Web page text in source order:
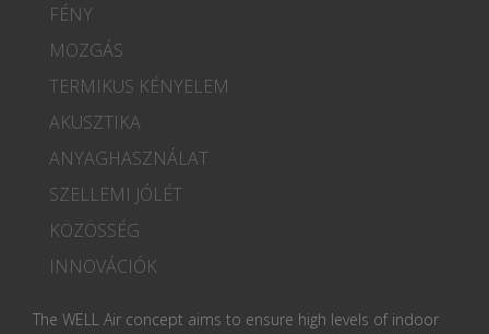
FÉNY
MOZGÁS
TERMIKUS KÉNYELEM
AKUSZTIKA
ANYAGHASZNÁLAT
SZELLEMI JÓLÉT
KÖZÖSSÉG
INNOVÁCIÓK
The WELL Air concept aims to ensure high levels of indoor